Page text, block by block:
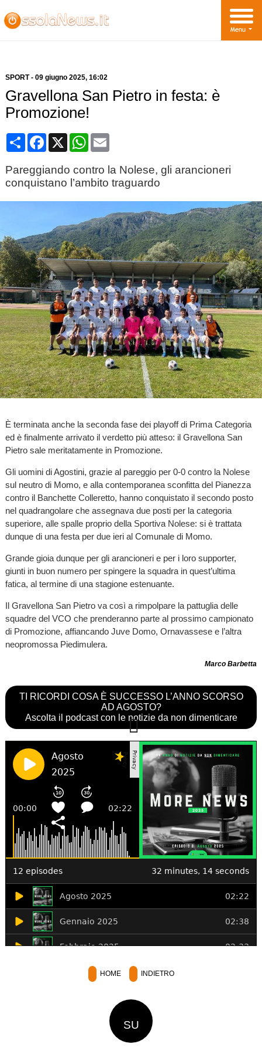
SPORT- 09 giugno 2025, 16:02
Gravellona San Pietro in festa: è
Promozione!
CondividiFacebook
X WhatsApp
Email
Pareggiando contro la Nolese, gli arancioneri
conquistano l’ambito traguardo
È terminata anche la seconda fase dei playoff di Prima Categoria
ed è finalmente arrivato il verdetto più atteso: il Gravellona San
Pietro sale meritatamente in Promozione.
Gli uomini di Agostini, grazie al pareggio per 0-0 contro la Nolese
sul neutro di Momo, e alla contemporanea sconfitta del Pianezza
contro il Banchette Colleretto, hanno conquistato il secondo posto
nel quadrangolare che assegnava due posti per la categoria
superiore, alle spalle proprio della Sportiva Nolese: si è trattata
dunque di una festa per due ieri al Comunale di Momo.
Grande gioia dunque per gli arancioneri e per i loro supporter,
giunti in buon numero per spingere la squadra in quest’ultima
fatica, al termine di una stagione estenuante.
Il Gravellona San Pietro va così a rimpolpare la pattuglia delle
squadre del VCO che prenderanno parte al prossimo campionato
di Promozione, affiancando Juve Domo, Ornavassese e l’altra
neopromossa Piedimulera.
Marco Barbetta
TI RICORDI COSA È SUCCESSO L’ANNO SCORSO
AD AGOSTO?
Ascolta il podcast con le notizie da non dimenticare
HOME INDIETRO
SU